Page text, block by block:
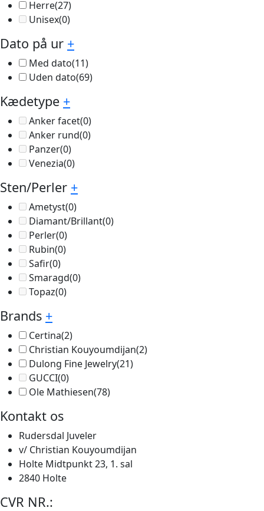
Herre(27)
Unisex(0)
Dato på ur +
Med dato(11)
Uden dato(69)
Kædetype +
Anker facet(0)
Anker rund(0)
Panzer(0)
Venezia(0)
Sten/Perler +
Ametyst(0)
Diamant/Brillant(0)
Perler(0)
Rubin(0)
Safir(0)
Smaragd(0)
Topaz(0)
Brands +
Certina(2)
Christian Kouyoumdijan(2)
Dulong Fine Jewelry(21)
GUCCI(0)
Ole Mathiesen(78)
Kontakt os
Rudersdal Juveler
v/ Christian Kouyoumdijan
Holte Midtpunkt 23, 1. sal
2840 Holte
CVR NR.: